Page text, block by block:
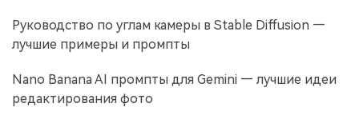
Руководство по углам камеры в Stable Diffusion —
лучшие примеры и промпты
Nano Banana AI промпты для Gemini — лучшие идеи
редактирования фото